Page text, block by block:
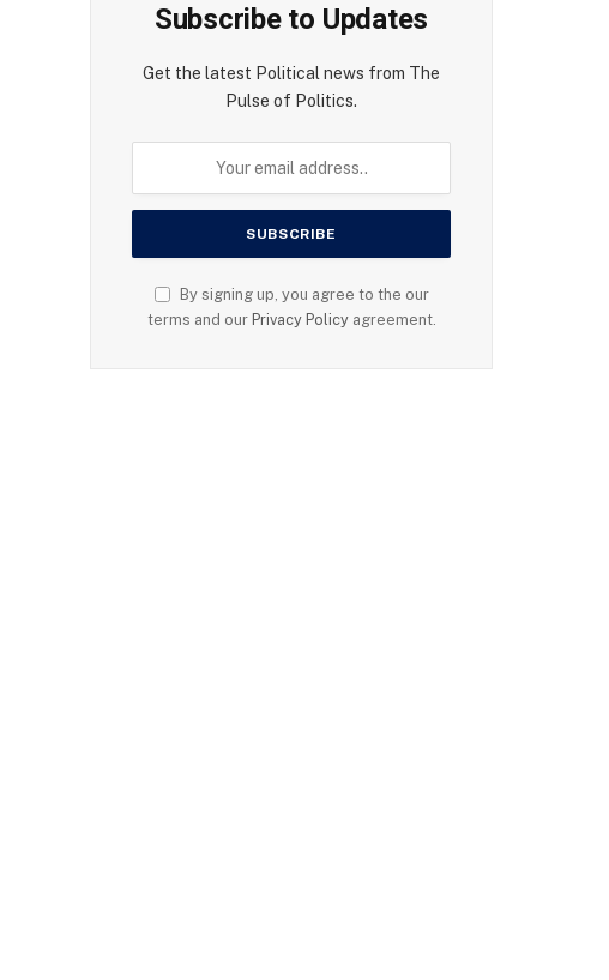
Subscribe to Updates
Get the latest Political news from The
Pulse of Politics.
By signing up, you agree to the our
terms and our Privacy Policyagreement.